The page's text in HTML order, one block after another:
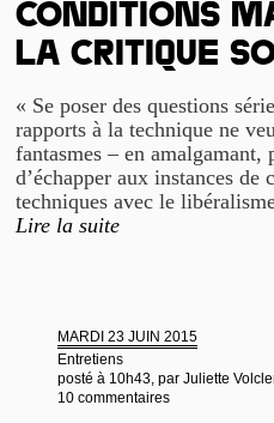
conditions
la critique
« Se poser des questions
rapports à la technique ne
fantasmes – en
d’échapper aux instances de
techniques avec le
Lire la suite
MARDI 23 JUIN 2015
Entretiens
posté à 10h43, par Juliette
10 commentaires